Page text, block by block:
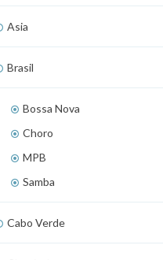
Asia
Brasil
Bossa Nova
Choro
MPB
Samba
Cabo Verde